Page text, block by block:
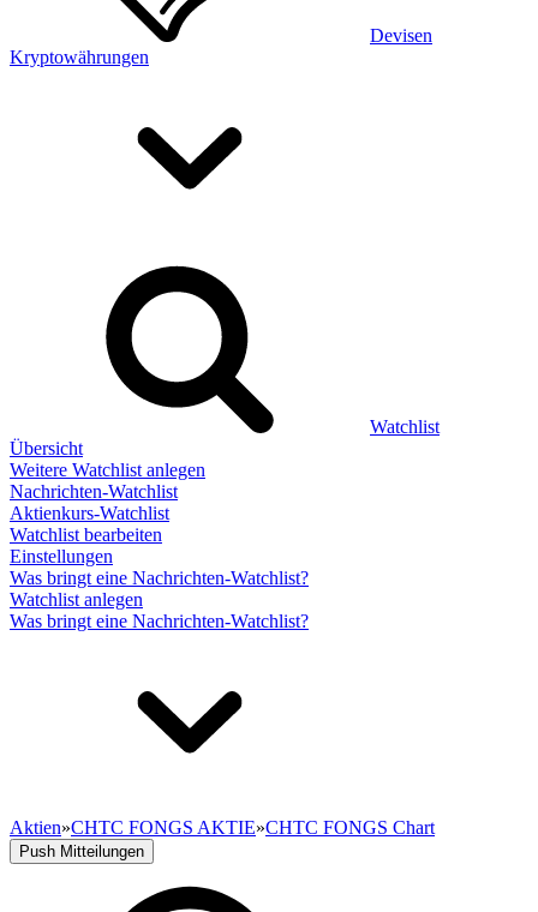
Devisen
Kryptowährungen
Watchlist
Übersicht
Weitere Watchlist anlegen
Nachrichten-Watchlist
Aktienkurs-Watchlist
Watchlist bearbeiten
Einstellungen
Was bringt eine Nachrichten-Watchlist?
Watchlist anlegen
Was bringt eine Nachrichten-Watchlist?
Aktien»CHTC FONGS AKTIE»CHTC FONGS Chart
Push Mitteilungen